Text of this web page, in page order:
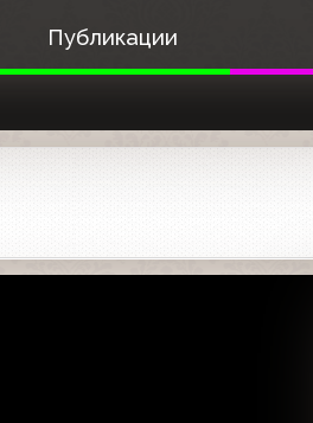
Публикации